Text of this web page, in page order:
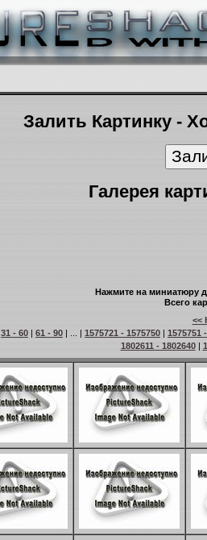
Залить Картинку -
Галерея
Нажмите на миниатюру
Всего
<<
31 - 60 | 61 - 90 | ... | 1575721 - 1575750 | 1575751
1802611 - 1802640|